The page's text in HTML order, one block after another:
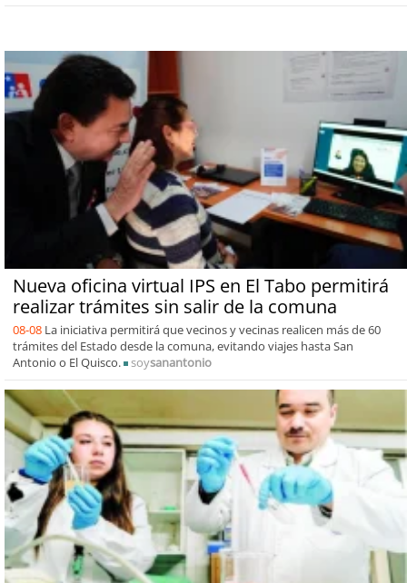
Nueva oficina virtual IPS en El Tabo permitirá
realizar trámites sin salir de la comuna
08-08 La iniciativa permitirá que vecinos y vecinas realicen más de 60
trámites del Estado desde la comuna, evitando viajes hasta San
Antonio o El Quisco.
soysanantonio